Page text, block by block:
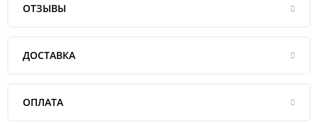
ОТЗЫВЫ
ДОСТАВКА
ОПЛАТА